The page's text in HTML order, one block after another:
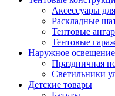
Аксессуары
Раскладные
Тентовые
Тентовые
Наружное освещение
Праздничная
Светильники
Детские товары